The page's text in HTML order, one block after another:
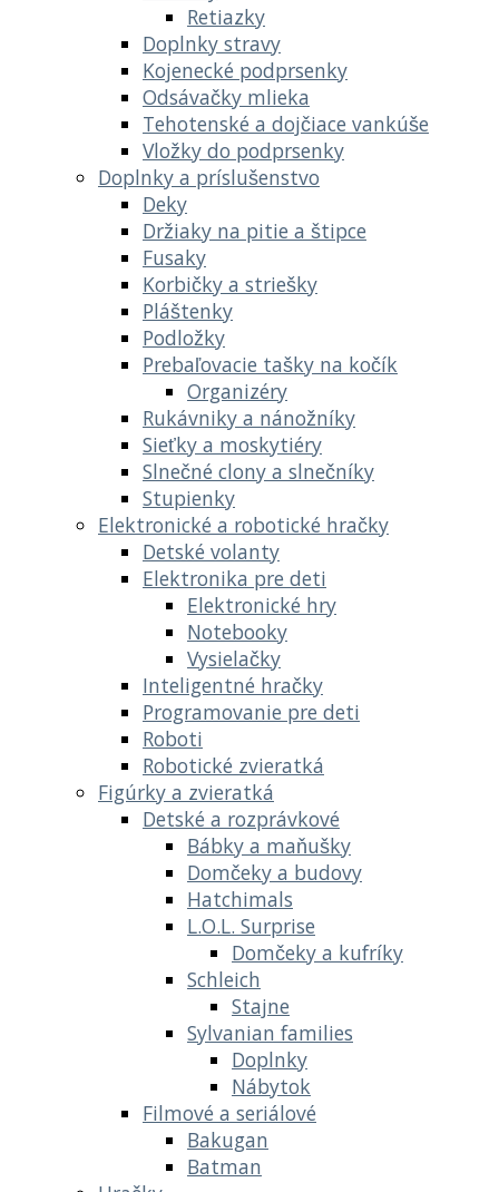
Retiazky
Doplnky stravy
Kojenecké podprsenky
Odsávačky mlieka
Tehotenské a dojčiace vankúše
Vložky do podprsenky
Doplnky a príslušenstvo
Deky
Držiaky na pitie a štipce
Fusaky
Korbičky a striešky
Pláštenky
Podložky
Prebaľovacie tašky na kočík
Organizéry
Rukávniky a nánožníky
Sieťky a moskytiéry
Slnečné clony a slnečníky
Stupienky
Elektronické a robotické hračky
Detské volanty
Elektronika pre deti
Elektronické hry
Notebooky
Vysielačky
Inteligentné hračky
Programovanie pre deti
Roboti
Robotické zvieratká
Figúrky a zvieratká
Detské a rozprávkové
Bábky a maňušky
Domčeky a budovy
Hatchimals
L.O.L. Surprise
Domčeky a kufríky
Schleich
Stajne
Sylvanian families
Doplnky
Nábytok
Filmové a seriálové
Bakugan
Batman